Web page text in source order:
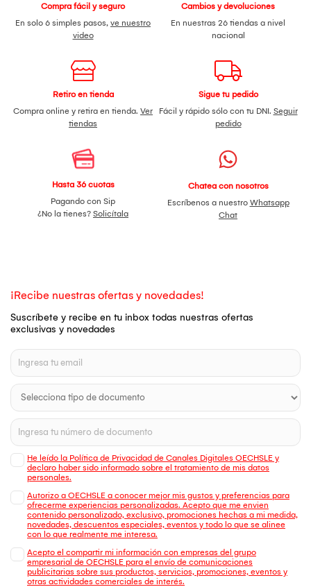
Compra fácil y seguro
En solo 6 simples pasos, ve nuestro
video
Cambios y devoluciones
En nuestras 26 tiendas a nivel
nacional
Retiro en tienda
Compra online y retira en tienda. Ver
tiendas
Sigue tu pedido
Fácil y rápido sólo con tu DNI. Seguir
pedido
Hasta 36 cuotas
Pagando con Sip
¿No la tienes? Solicítala
Chatea con nosotros
Escríbenos a nuestro Whatsapp
Chat
¡Recibe nuestras ofertas y novedades!
Suscríbete y recibe en tu inbox todas nuestras ofertas
exclusivas y novedades
He leído la Política de Privacidad de Canales Digitales OECHSLE y
declaro haber sido informado sobre el tratamiento de mis datos
personales.
Autorizo a OECHSLE a conocer mejor mis gustos y preferencias para
ofrecerme experiencias personalizadas. Acepto que me envien
contenido personalizado, exclusivo, promociones hechas a mi medida,
novedades, descuentos especiales, eventos y todo lo que se alinee
con lo que realmente me interesa.
Acepto el compartir mi información con empresas del grupo
empresarial de OECHSLE para el envío de comunicaciones
publicitarias sobre sus productos, servicios, promociones, eventos y
otras actividades comerciales de interés.